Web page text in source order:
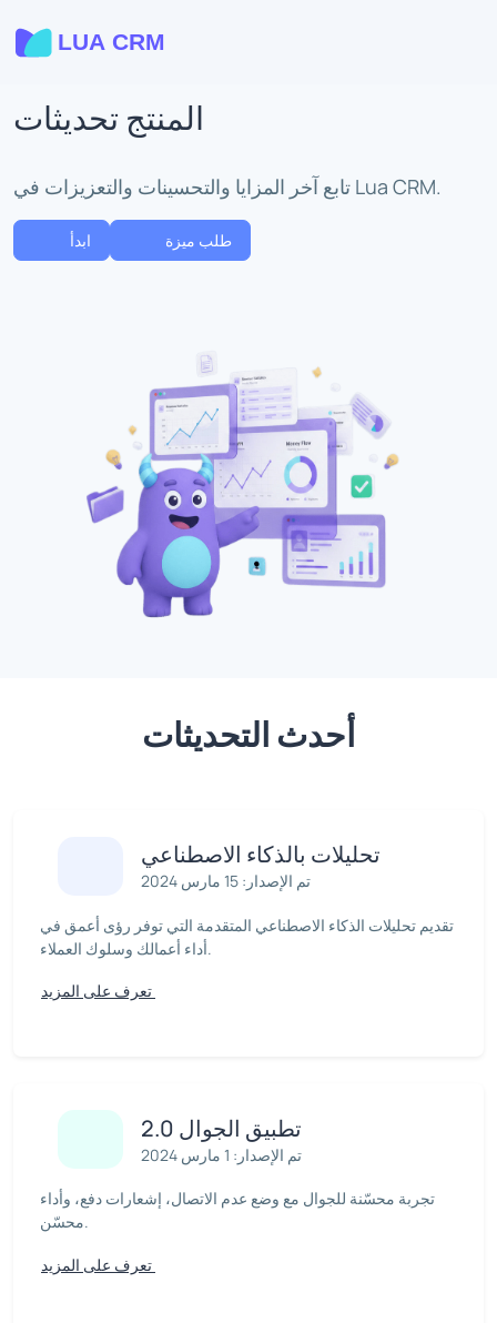
المنتج تحديثات
تابع آخر المزايا والتحسينات والتعزيزات في Lua CRM.
ابدأ طلب ميزة
أحدث التحديثات
تحليلات بالذكاء الاصطناعي
تم الإصدار: 15 مارس 2024
تقديم تحليلات الذكاء الاصطناعي المتقدمة التي توفر رؤى أعمق في
أداء أعمالك وسلوك العملاء.
تطبيق الجوال 2.0
تم الإصدار: 1 مارس 2024
تجربة محسّنة للجوال مع وضع عدم الاتصال، إشعارات دفع، وأداء
محسّن.